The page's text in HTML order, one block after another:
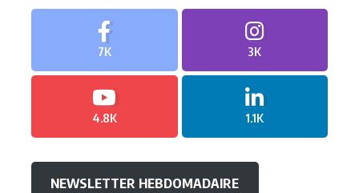
7K 3K
4.8K 1.1K
NEWSLETTER HEBDOMADAIRE